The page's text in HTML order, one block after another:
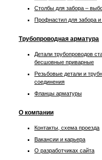
Столбы для забора –
Профнастил для забора и
Трубопроводная арматура
Детали трубопроводов
бесшовные приварные
Резьбовые детали и
соединения
Фланцы арматуры
О компании
Контакты, схема проезда
Вакансии и карьера
О разработчиках сайта